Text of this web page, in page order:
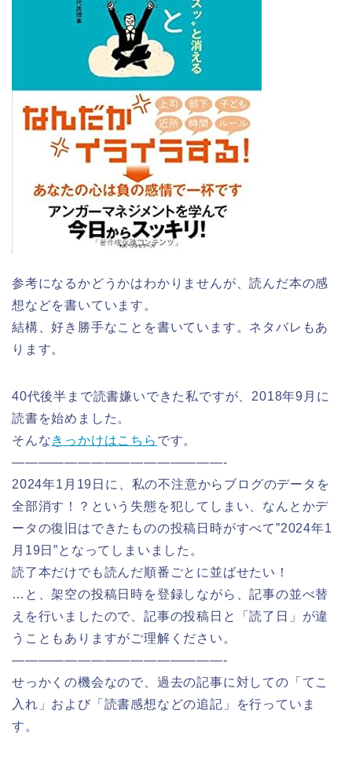
参考になるかどうかはわかりませんが、読んだ本の感
想などを書いています。
結構、好き勝手なことを書いています。ネタバレもあ
ります。
40代後半まで読書嫌いできた私ですが、2018年9月に
読書を始めました。
そんなきっかけはこちら です。
————————————————-
2024年1月19日に、私の不注意からブログのデータを
全部消す！？という失態を犯してしまい、なんとかデ
ータの復旧はできたものの投稿日時がすべて”2024年1
月19日”となってしまいました。
読了本だけでも読んだ順番ごとに並ばせたい！
…と、架空の投稿日時を登録しながら、記事の並べ替
えを行いましたので、記事の投稿日と「読了日」が違
うこともありますがご理解ください。
————————————————-
せっかくの機会なので、過去の記事に対しての「てこ
入れ」および「読書感想などの追記」を行っていま
す。